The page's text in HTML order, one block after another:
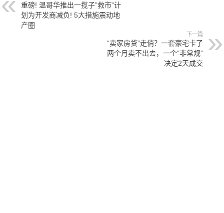
重磅! 温哥华推出一揽子”救市”计
划为开发商减负! 5大措施震动地
产圈
下一篇
“卖家房贷”走俏？一套豪宅卡了
两个月卖不出去，一个“非常规”
决定2天成交